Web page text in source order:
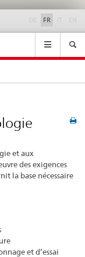
disabled
FR
et aux
des exigences
la base nécessaire
et d’essai